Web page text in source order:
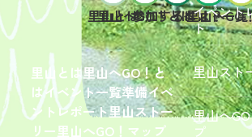
里山とは里山へGO！と
はイベント一覧準備イベ
ントレポート里山ストー
リー里山へGO！マップ
イベント
ト
里山スト
里山へ
プ
里山とは
里山へGO！とは
参加するには？
イベント一覧
里山へGO
2026年9
月19日
（土）
開催
「【東
京ポイ
2026年